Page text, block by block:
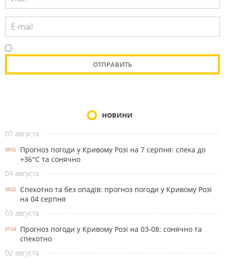
НОВИНИ
07 августа
08:02
Прогноз погоди у Кривому Розі на 7 серпня: спека до
+36°С та сонячно
04 августа
08:02
Спекотно та без опадів: прогноз погоди у Кривому Розі
на 04 серпня
03 августа
07:54
Прогноз погоди у Кривому Розі на 03-08: сонячно та
спекотно
02 августа